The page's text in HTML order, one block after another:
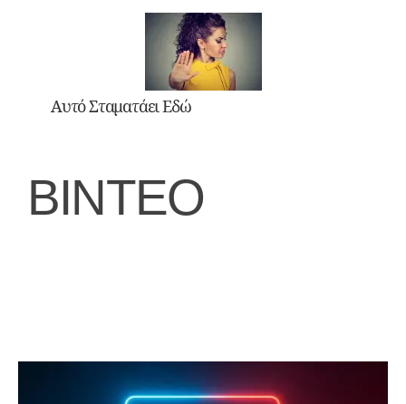
Αυτό Σταματάει Εδώ
ΒΙΝΤΕΟ